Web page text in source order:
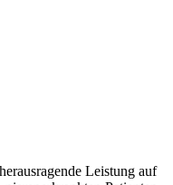
Leistung auf